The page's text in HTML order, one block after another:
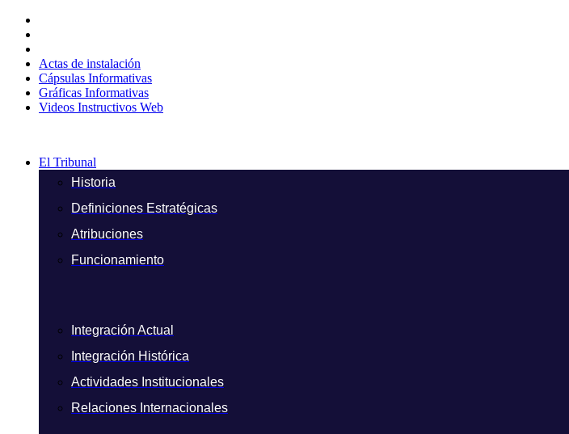
contenido
Actas de instalación
Cápsulas Informativas
Gráficas Informativas
Videos Instructivos Web
El Tribunal
Historia
Definiciones Estratégicas
Atribuciones
Funcionamiento
Integración Actual
Integración Histórica
Actividades Institucionales
Relaciones Internacionales